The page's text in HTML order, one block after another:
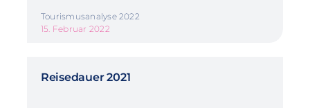
Tourismusanalyse 2022
15. Februar 2022
Reisedauer 2021